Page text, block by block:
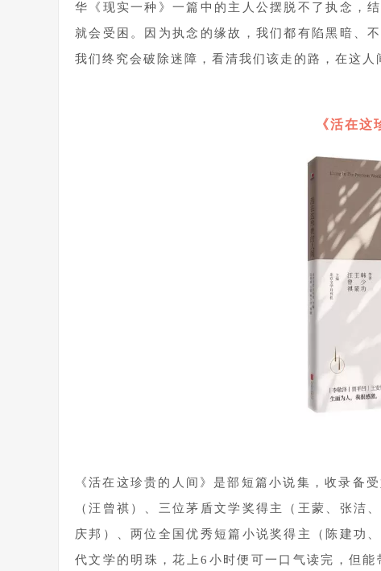
华《现实一种》一篇中的主人公摆脱不了执念，
就会受困。因为执念的缘故，我们都有陷黑暗、
我们终究会破除迷障，看清我们该走的路，在这人
《活在这
《活在这珍贵的人间》是部短篇小说集，收录备
（汪曾祺）、三位茅盾文学奖得主（王蒙、张洁
庆邦）、两位全国优秀短篇小说奖得主（陈建功
代文学的明珠，花上6小时便可一口气读完，但